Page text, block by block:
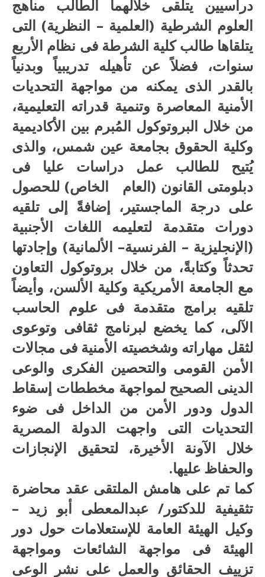
دراسيين يتلقى خلالهما الطالب مناهج
العلوم الشرطية (العلمية – النظرية) التى
يتلقاها طالب كلية الشرطة فى نظام الأربع
سنوات، فضلاً عن تأهيله تدريبياً وبدنياً
بالقدر الذى يمكنه من مواجهة التحديات
الأمنية المعاصرة وتنمية قدراته التعليمية،
من خلال البروتوكول المُبرم بين الأكاديمية
وكلية الحقوق بجامعة عين شمس، والذى
يُتيح للطالب عمل دراسات عليا فى
دبلومتى القانون (العام الخاص) للحصول
على درجة الماجستير، إضافةً إلى تلقيه
دورات متقدمة لتعليمه اللغات الأجنبية
(الإنجليزية – الفرنسية– الألمانية) وإجادتها
تحدثاً وكتابةً، من خلال بروتوكول التعاون
مع الجامعة الأمريكية وكلية الألسن، وأيضاً
تلقيه برامج متقدمة فى علوم الحاسب
الآلى، كما يخضع لبرنامج ثقافى وتوعوى
لثقل مهاراته وشخصيته الأمنية فى مجالات
الأمن القومى والتحصين الفكرى والوعى
الدينى الصحيح لمواجهة مخططات إسقاط
الدول ودور الأمن من الداخل فى ضوء
التحديات التى واجهت الدولة المصرية
خلال الآونة الأخيرة، لتحقيق الإنجازات
والحفاظ عليها.
كما تم على هامش الملتقى عقد محاضرة
تثقيفية للدكتور/ عبدالمعطى أبو زيد –
وكيل الهيئة العامة للإستعلامات حول دور
الهيئة فى مواجهة الشائعات ومواجهة
تزييف الحقائق والعمل على نشر الوعى